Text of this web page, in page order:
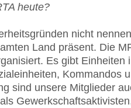
heute?
nicht
Land präsent. Die
Es gibt Einheiten
Kommandos
sind unsere Mitglieder